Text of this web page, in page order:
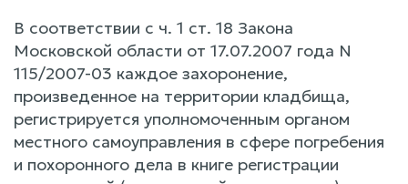
В соответствии с ч. 1 ст. 18 Закона
Московской области от 17.07.2007 года N
115/2007-03 каждое захоронение,
произведенное на территории кладбища,
регистрируется уполномоченным органом
местного самоуправления в сфере погребения
и похоронного дела в книге регистрации